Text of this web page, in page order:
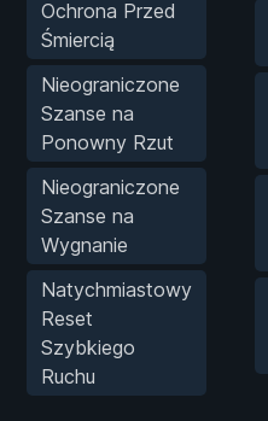
Ochrona Przed
Śmiercią
Nieograniczone
Szanse na
Ponowny Rzut
Nieograniczone
Szanse na
Wygnanie
Natychmiastowy
Reset
Szybkiego
Ruchu